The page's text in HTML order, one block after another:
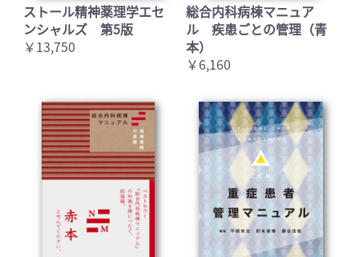
ストール精神薬理学エセ
ンシャルズ 第5版
￥13,750
総合内科病棟マニュア
ル 疾患ごとの管理（青
本）
￥6,160